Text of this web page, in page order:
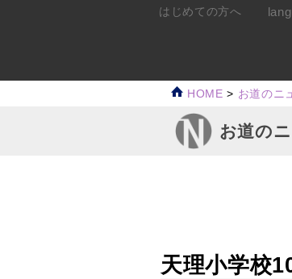
HOME > お道のニ
お道の
天理小学校
はじめての方へ